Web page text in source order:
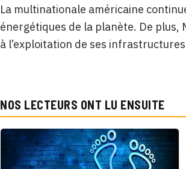
La multinationale américaine
énergétiques de la planète. De
à l’exploitation de ses infrastructures
NOS LECTEURS ONT LU ENSUITE